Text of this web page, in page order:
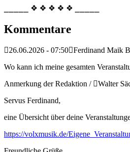
⎯⎯⎯⎯⎯ ❖ ❖ ❖ ❖ ❖ ⎯⎯⎯⎯⎯
Kommentare
26.06.2026 - 07:50 Ferdinand Maik
Wo kann ich meine gesamten
Anmerkung der Redaktion /
Walter
Servus Ferdinand,
eine Übersicht über deine
https://volxmusik.de/